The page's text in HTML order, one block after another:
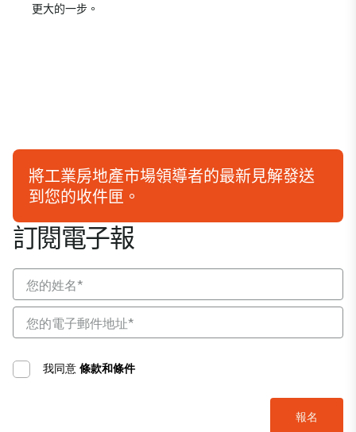
更大的一步。
訂閱電子報
我同意 條款和條件
將工業房地產市場領導者的最新見解發送
到您的收件匣。